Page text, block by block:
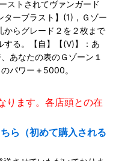
ストされてヴァンガード
ーブラスト】(1)，Ｇゾー
からグレード２を２枚まで
する。【自】【(V)】：あ
あなたの表のＧゾーン１
パワー＋5000。
ります。各店頭との在
ら（初めて購入される